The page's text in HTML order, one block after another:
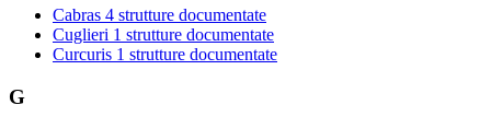
Cabras 4 strutture documentate
Cuglieri 1 strutture documentate
Curcuris 1 strutture documentate
G